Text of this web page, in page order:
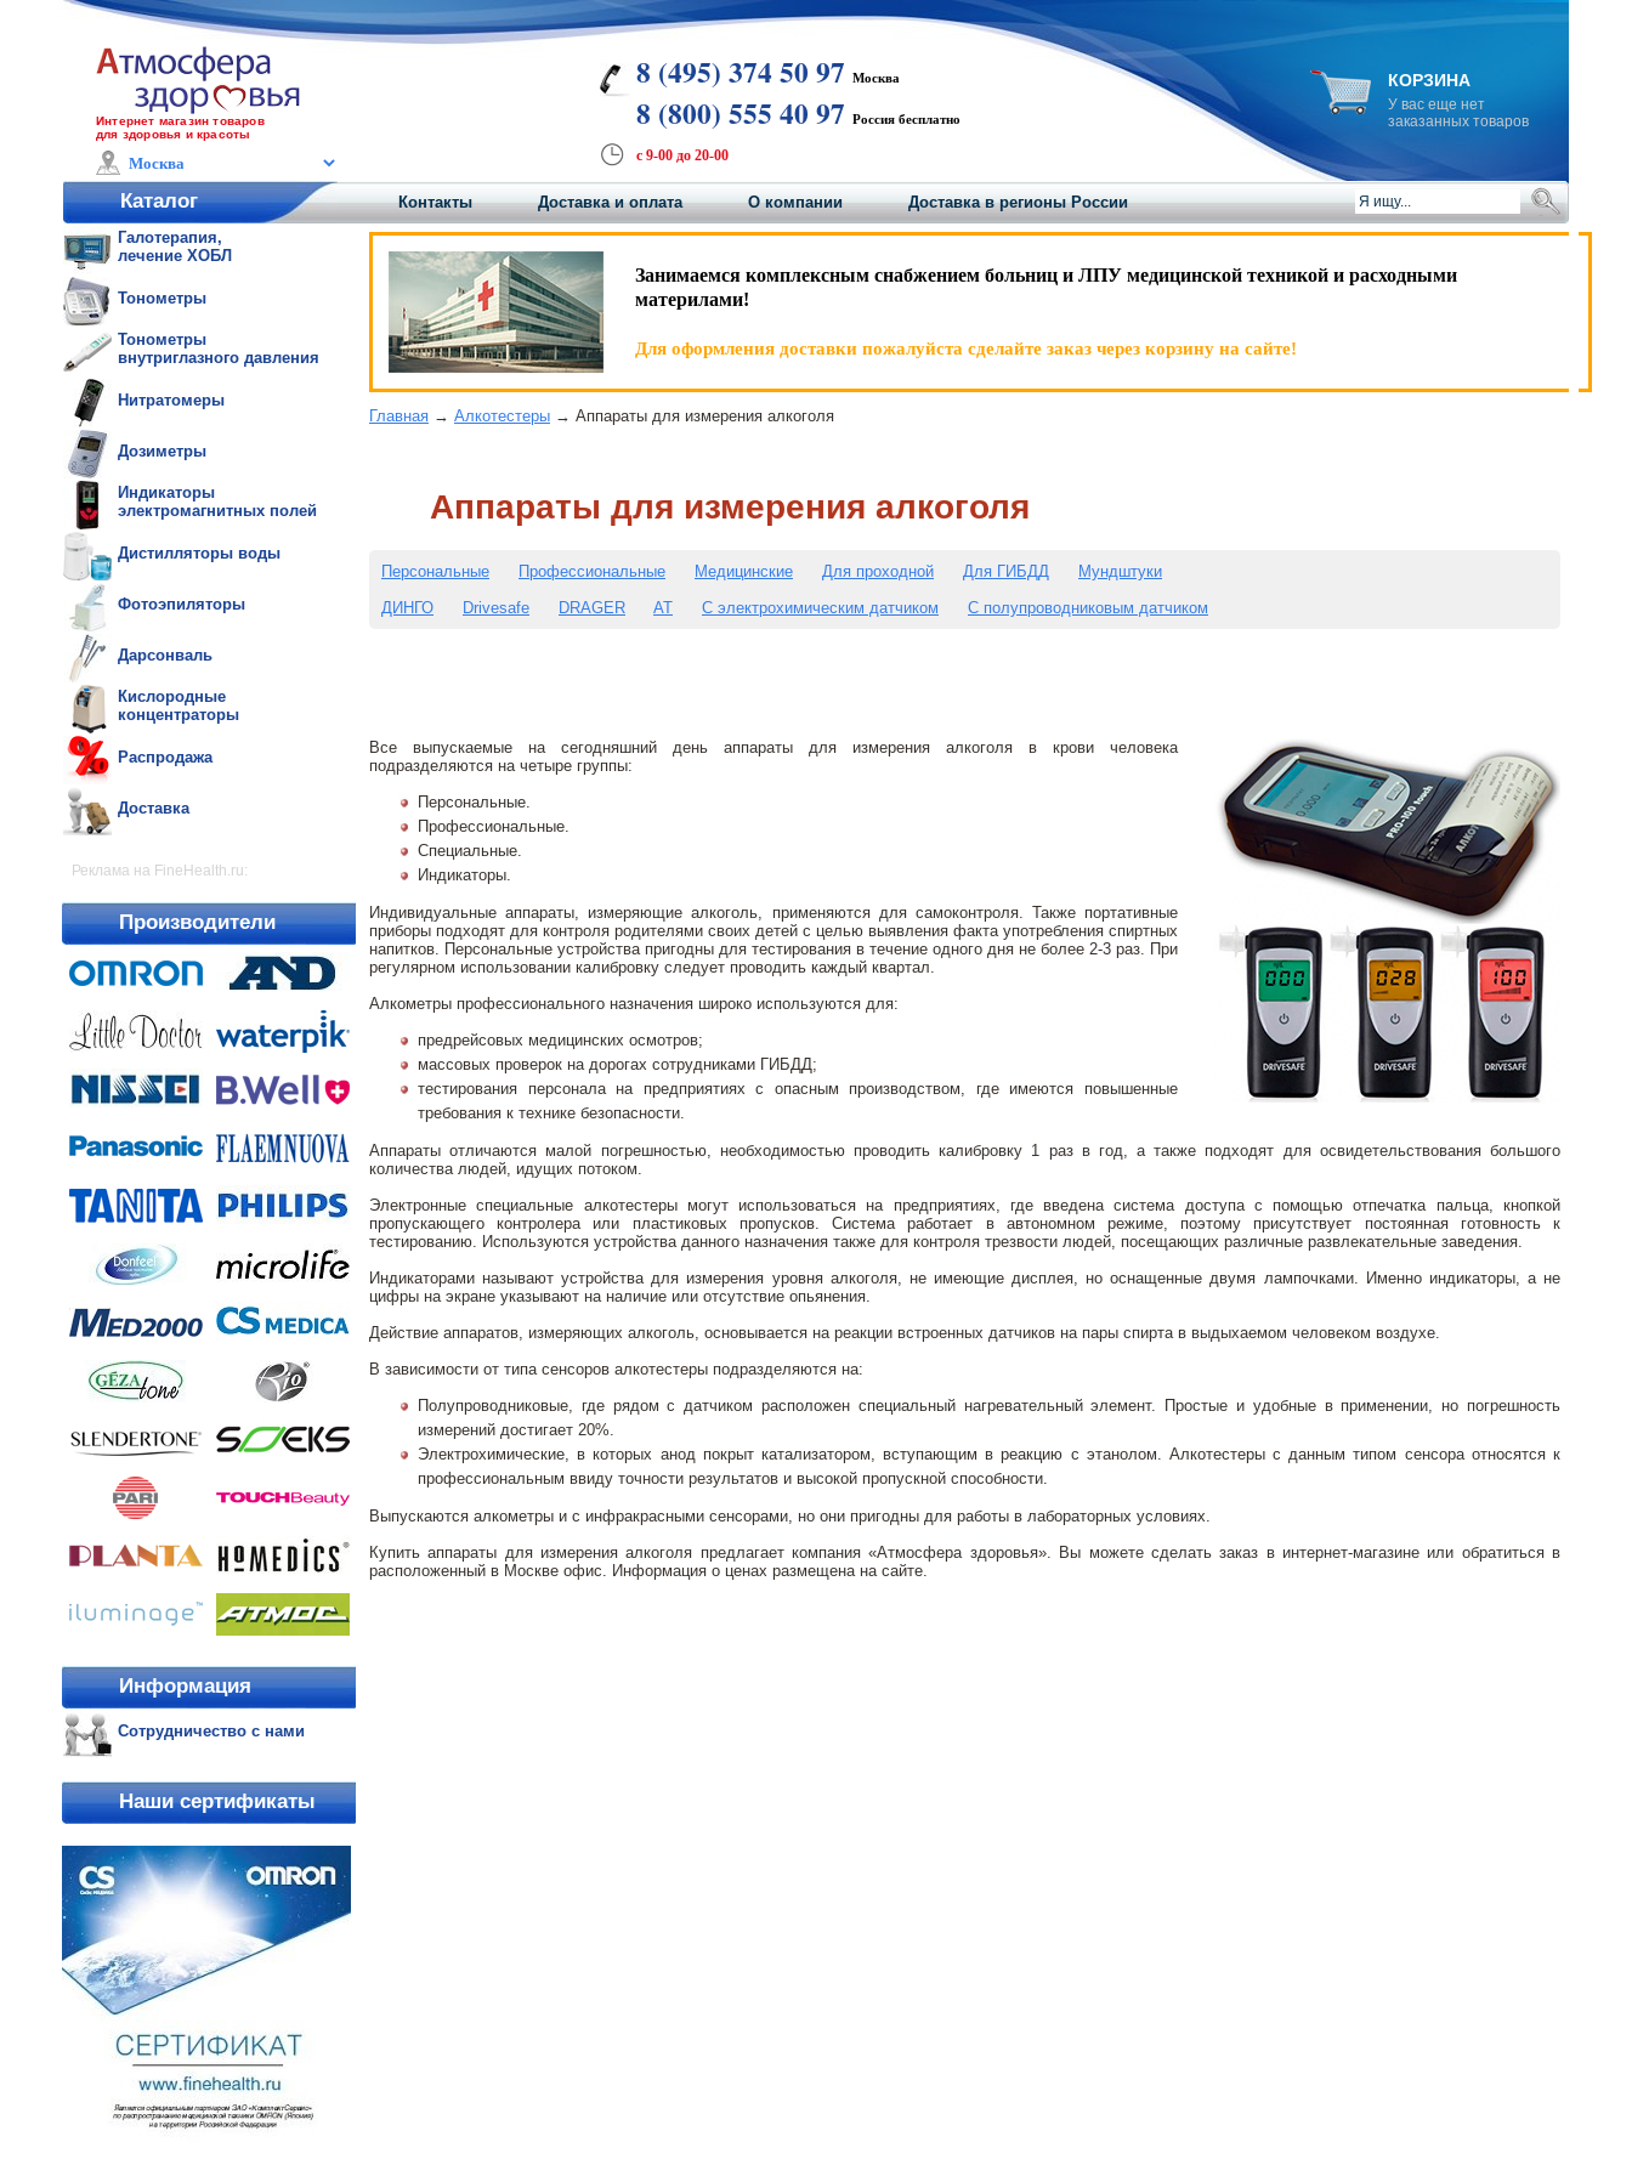
Интернет магазин товаров
для здоровья и красоты
8 (495) 374 50 97 Москва
8 (800) 555 40 97 Россия бесплатно
с 9-00 до 20-00
КОРЗИНА
У вас еще нет
заказанных товаров
Каталог Контакты Доставка и оплата О компании
Доставка в регионы России
Галотерапия,
лечение ХОБЛ
Тонометры
Тонометры
внутриглазного давления
Нитратомеры
Дозиметры
Индикаторы
электромагнитных полей
Дистилляторы воды
Фотоэпиляторы
Дарсонваль
Кислородные
концентраторы
Распродажа
Доставка
Реклама на FineHealth.ru:
Производители
Информация
Сотрудничество с нами
Наши сертификаты
Занимаемся комплексным снабжением больниц и ЛПУ медицинской техникой и расходными
материлами!
Для оформления доставки пожалуйста сделайте заказ через корзину на сайте!
Главная → Алкотестеры → Аппараты для измерения алкоголя
Аппараты для измерения алкоголя
Персональные Профессиональные Медицинские Для проходной Для ГИБДД
Мундштуки
ДИНГО
Drivesafe DRAGER AT С электрохимическим датчиком С полупроводниковым датчиком
Все выпускаемые на сегодняшний день аппараты для измерения алкоголя в крови человека
подразделяются на четыре группы:
Персональные.
Профессиональные.
Специальные.
Индикаторы.
Индивидуальные аппараты, измеряющие алкоголь, применяются для самоконтроля. Также портативные
приборы подходят для контроля родителями своих детей с целью выявления факта употребления спиртных
напитков. Персональные устройства пригодны для тестирования в течение одного дня не более 2-3 раз. При
регулярном использовании калибровку следует проводить каждый квартал.
Алкометры профессионального назначения широко используются для:
предрейсовых медицинских осмотров;
массовых проверок на дорогах сотрудниками ГИБДД;
тестирования персонала на предприятиях с опасным производством, где имеются повышенные
требования к технике безопасности.
Аппараты отличаются малой погрешностью, необходимостью проводить калибровку 1 раз в год, а также подходят для освидетельствования большого
количества людей, идущих потоком.
Электронные специальные алкотестеры могут использоваться на предприятиях, где введена система доступа с помощью отпечатка пальца, кнопкой
пропускающего контролера или пластиковых пропусков. Система работает в автономном режиме, поэтому присутствует постоянная готовность к
тестированию. Используются устройства данного назначения также для контроля трезвости людей, посещающих различные развлекательные заведения.
Индикаторами называют устройства для измерения уровня алкоголя, не имеющие дисплея, но оснащенные двумя лампочками. Именно индикаторы, а не
цифры на экране указывают на наличие или отсутствие опьянения.
Действие аппаратов, измеряющих алкоголь, основывается на реакции встроенных датчиков на пары спирта в выдыхаемом человеком воздухе.
В зависимости от типа сенсоров алкотестеры подразделяются на:
Полупроводниковые, где рядом с датчиком расположен специальный нагревательный элемент. Простые и удобные в применении, но погрешность
измерений достигает 20%.
Электрохимические, в которых анод покрыт катализатором, вступающим в реакцию с этанолом. Алкотестеры с данным типом сенсора относятся к
профессиональным ввиду точности результатов и высокой пропускной способности.
Выпускаются алкометры и с инфракрасными сенсорами, но они пригодны для работы в лабораторных условиях.
Купить аппараты для измерения алкоголя предлагает компания «Атмосфера здоровья». Вы можете сделать заказ в интернет-магазине или обратиться в
расположенный в Москве офис. Информация о ценах размещена на сайте.